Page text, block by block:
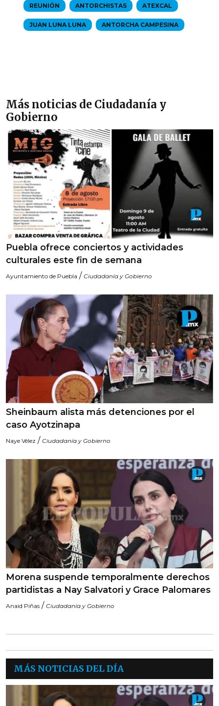
REUNIÓN ANTORCHISTAS ATEXCAL
JUAN LUNA LUNA ANTORCHA CAMPESINA
Más noticias de Ciudadanía y
Gobierno
Puebla ofrece conciertos y actividades
culturales este fin de semana
Ayuntamiento de Puebla / Ciudadanía y Gobierno
Sheinbaum alista más detenciones por el
caso Ayotzinapa
Naye Vélez / Ciudadanía y Gobierno
Morena suspende temporalmente derechos
partidistas a Nay Salvatori y Grace Palomares
Anaid Piñas / Ciudadanía y Gobierno
MÁS NOTICIAS DEL DÍA